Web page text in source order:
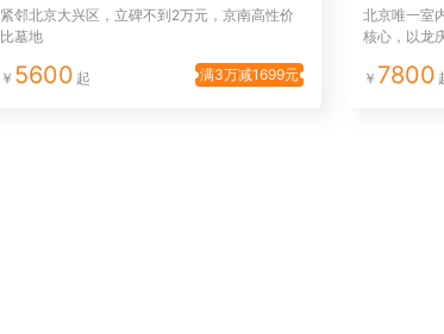
紧邻北京大兴区，立碑不到2万元，京南高性价
比墓地
5600 满3万减1699元
北京唯一室
核心，以龙
7800